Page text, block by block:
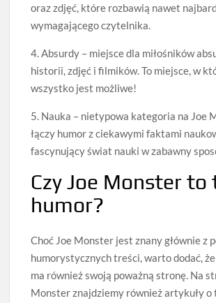
oraz zdjęć, które rozbawią nawet
wymagającego czytelnika.
4. Absurdy – miejsce dla miłośników
historii, zdjęć i filmików. To miejsce, w
wszystko jest możliwe!
5. Nauka – nietypowa kategoria na Joe
łączy humor z ciekawymi faktami
fascynujący świat nauki w zabawny
Czy Joe Monster to
humor?
Choć Joe Monster jest znany głównie z
humorystycznych treści, warto dodać,
ma również swoją poważną stronę. Na
Monster znajdziemy również artykuły o